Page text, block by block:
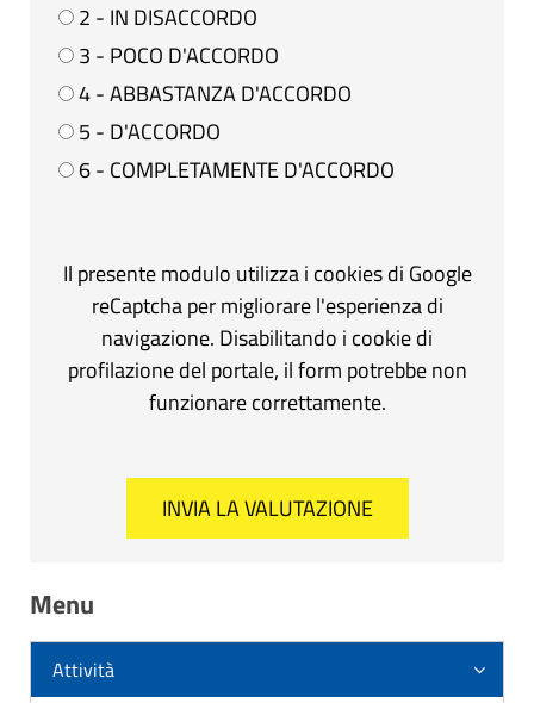
2 - IN DISACCORDO
3 - POCO D'ACCORDO
4 - ABBASTANZA D'ACCORDO
5 - D'ACCORDO
6 - COMPLETAMENTE D'ACCORDO
Il presente modulo utilizza i cookies di Google
reCaptcha per migliorare l'esperienza di
navigazione. Disabilitando i cookie di
profilazione del portale, il form potrebbe non
funzionare correttamente.
Menu
Attività